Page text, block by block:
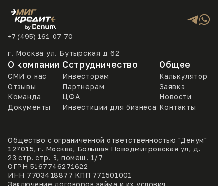
О компании
СМИ о нас
Отзывы
Команда
Документы
Сотрудничество
Инвесторам
Партнерам
ЦФА
Инвестиции для бизнеса
Общее
Калькулятор
Заявка
Новости
Контакты
+7 (495) 161-07-70
г. Москва ул. Бутырская д.62
Общество с ограниченной ответственностью "Денум"
127015, г. Москва, Большая Новодмитровская ул, д.
23 стр. стр. 3, помещ. 1/7
ОГРН 5167746271622
ИНН 7703418877 КПП 771501001
Заключение договоров займа и их условия